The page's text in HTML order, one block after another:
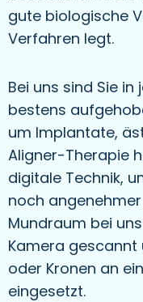
gute biologische
Verfahren legt.
Bei uns sind Sie
bestens
um Implantate,
Aligner-Therapie
digitale Technik,
noch
Mundraum bei
Kamera gescannt
oder Kronen an
eingesetzt.